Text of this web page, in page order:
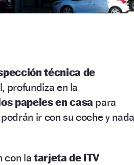
técnica de
profundiza en la
papeles en casa para
ir con su coche y nada
con latarjeta de ITV